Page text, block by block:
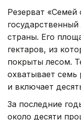
Резерват
страны. Его
гектаров, из
покрыты лесом.
охватывает семь
и включает
За последние
около десяти